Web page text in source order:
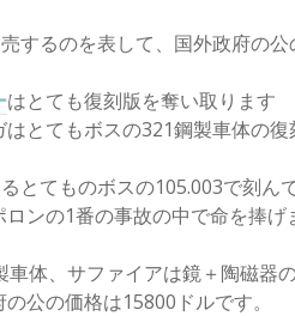
するのを表して、国外政府の公
はとても復刻版を奪い取ります
とてもボスの321鋼製車体の
とてものボスの105.003で刻
ンの1番の事故の中で命を捧げ
車体、サファイアは鏡＋陶磁器
公の価格は15800ドルです。